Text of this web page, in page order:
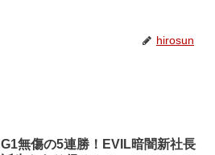
hirosun
G1無傷の5連勝！EVIL暗闇新社長